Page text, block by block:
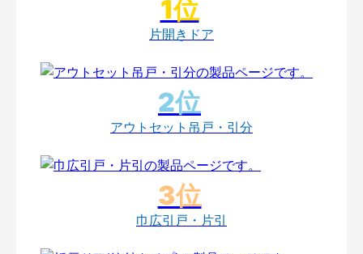
片開きドア
アウトセット吊戸・引分
巾広引戸・片引